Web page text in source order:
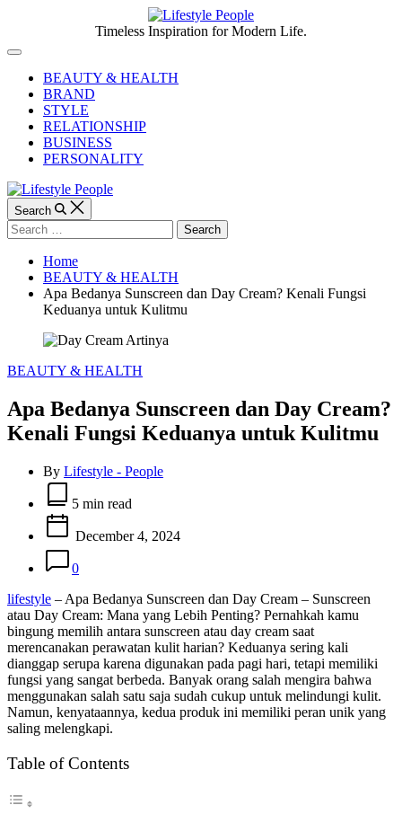
content
People
Timeless Inspiration for Modern Life.
Off
CanvasBEAUTY & HEALTH
BRAND
STYLE
RELATIONSHIP
BUSINESS
PERSONALITY
Search
Search
for:
Home
BEAUTY & HEALTH
Apa Bedanya Sunscreen dan Day Cream? Kenali Fungsi
Keduanya untuk Kulitmu
Categories
BEAUTY & HEALTH
Apa Bedanya Sunscreen dan Day Cream?
Kenali Fungsi Keduanya untuk Kulitmu
By Lifestyle - People
Estimated
read
time
5 min read
December 4, 2024
0
lifestyle – Apa Bedanya Sunscreen dan Day Cream – Sunscreen
atau Day Cream: Mana yang Lebih Penting? Pernahkah kamu
bingung memilih antara sunscreen atau day cream saat
merencanakan perawatan kulit harian? Keduanya sering kali
dianggap serupa karena digunakan pada pagi hari, tetapi memiliki
fungsi yang sangat berbeda. Banyak orang salah mengira bahwa
menggunakan salah satu saja sudah cukup untuk melindungi kulit.
Namun, kenyataannya, kedua produk ini memiliki peran unik yang
saling melengkapi.
Table of Contents